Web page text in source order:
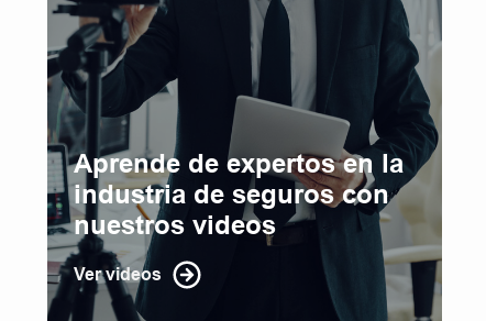
Aprende de expertos en la
industria de seguros con
nuestros videos
Ver videos